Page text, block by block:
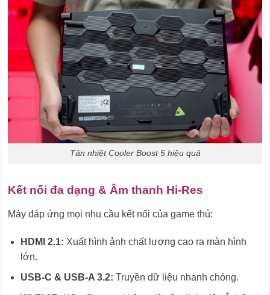
Tản nhiệt Cooler Boost 5 hiệu quả
Kết nối đa dạng & Âm thanh Hi-Res
Máy đáp ứng mọi nhu cầu kết nối của game thủ:
HDMI 2.1: Xuất hình ảnh chất lượng cao ra màn hình
lớn.
USB-C & USB-A 3.2: Truyền dữ liệu nhanh chóng.